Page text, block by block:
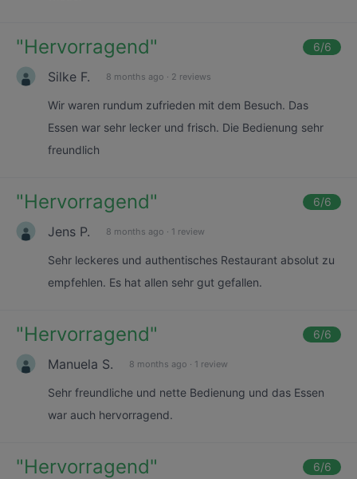
"Hervorragend" 6/6
Silke F. 8 months ago · 2 reviews
Wir waren rundum zufrieden mit dem Besuch. Das
Essen war sehr lecker und frisch. Die Bedienung sehr
freundlich
"Hervorragend" 6/6
Jens P. 8 months ago · 1 review
Sehr leckeres und authentisches Restaurant absolut zu
empfehlen. Es hat allen sehr gut gefallen.
"Hervorragend" 6/6
Manuela S. 8 months ago · 1 review
Sehr freundliche und nette Bedienung und das Essen
war auch hervorragend.
"Hervorragend" 6/6